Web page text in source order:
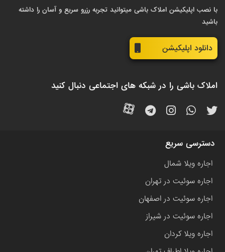
با نصب اپلیکیشن املاک باشی میتوانید تجربه رزرو سریع و آسان را داشته
باشید
دانلود اپلیکیشن
املاک باشی را در شبکه های اجتماعی دنبال کنید
دسترسی سریع
اجاره ویلا شمال
اجاره سوئیت در تهران
اجاره سوئیت در اصفهان
اجاره سوئیت در شیراز
اجاره ویلا کردان